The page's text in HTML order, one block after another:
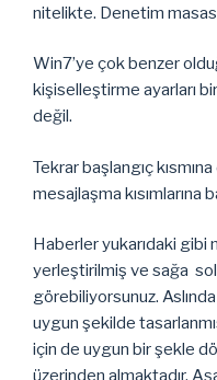
nitelikte. Denetim
Win7’ye çok benzer
kişiselleştirme ayarları
değil.
Tekrar başlangıç
mesajlaşma kısımlarına
Haberler yukarıdaki gibi
yerleştirilmiş ve sağa
görebiliyorsunuz.
uygun şekilde
için de uygun bir şekle
üzerinden almaktadır.